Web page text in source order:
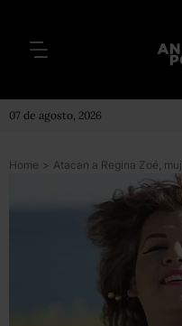
07 de agosto, 2026
Home >